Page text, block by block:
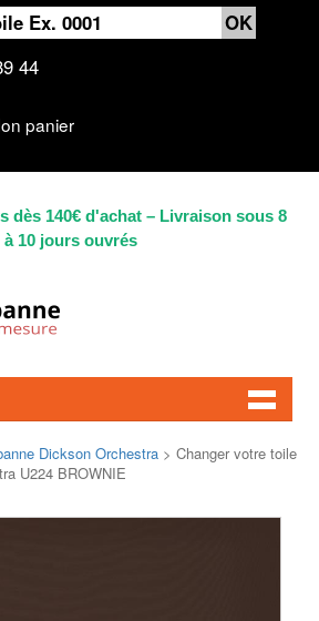
44
panier
dès 140€ d'achat – Livraison sous 8
à 10 jours ouvrés
Dickson Orchestra > Changer votre toile
U224 BROWNIE